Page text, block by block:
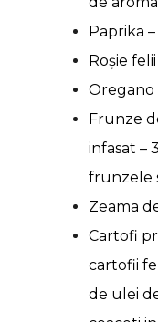
Paprika –
Roșie felii
Oregano
Frunze
infasat –
frunzele
Zeama
Cartofi
cartofii
de ulei